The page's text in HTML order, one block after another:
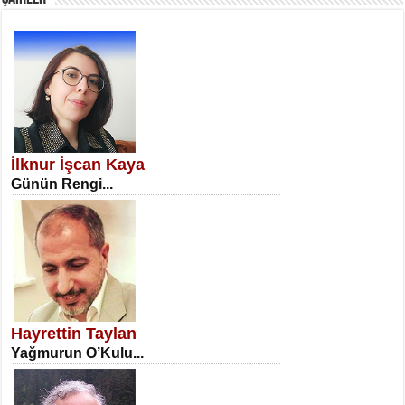
SATILMIŞ ÜMİT ÇETİNKAYA
Erkenlik...
NECLA DİLEK ARSLAN
Öğretmenler Günü Mahkemesi...
İlknur İşcan Kaya
Günün Rengi...
Hayrettin Taylan
Yağmurun O’Kulu...